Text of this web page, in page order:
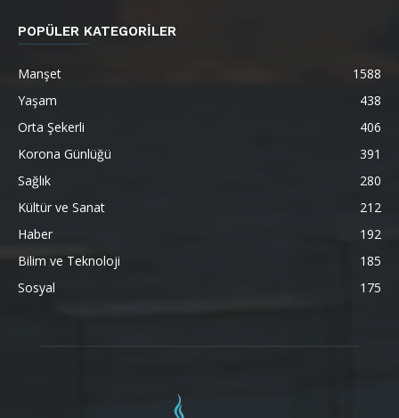
POPÜLER KATEGORİLER
Manşet
1588
Yaşam
438
Orta Şekerli
406
Korona Günlüğü
391
Sağlık
280
Kültür ve Sanat
212
Haber
192
Bilim ve Teknoloji
185
Sosyal
175